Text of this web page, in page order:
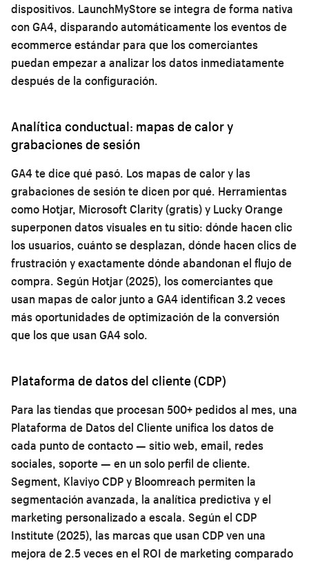
dispositivos. LaunchMyStore se integra de forma nativa
con GA4, disparando automáticamente los eventos de
ecommerce estándar para que los comerciantes
puedan empezar a analizar los datos inmediatamente
después de la configuración.
Analítica conductual: mapas de calor y
grabaciones de sesión
GA4 te dice qué pasó. Los mapas de calor y las
grabaciones de sesión te dicen por qué. Herramientas
como Hotjar, Microsoft Clarity (gratis) y Lucky Orange
superponen datos visuales en tu sitio: dónde hacen clic
los usuarios, cuánto se desplazan, dónde hacen clics de
frustración y exactamente dónde abandonan el flujo de
compra. Según Hotjar (2025), los comerciantes que
usan mapas de calor junto a GA4 identifican 3.2 veces
más oportunidades de optimización de la conversión
que los que usan GA4 solo.
Plataforma de datos del cliente (CDP)
Para las tiendas que procesan 500+ pedidos al mes, una
Plataforma de Datos del Cliente unifica los datos de
cada punto de contacto — sitio web, email, redes
sociales, soporte — en un solo perfil de cliente.
Segment, Klaviyo CDP y Bloomreach permiten la
segmentación avanzada, la analítica predictiva y el
marketing personalizado a escala. Según el CDP
Institute (2025), las marcas que usan CDP ven una
mejora de 2.5 veces en el ROI de marketing comparado